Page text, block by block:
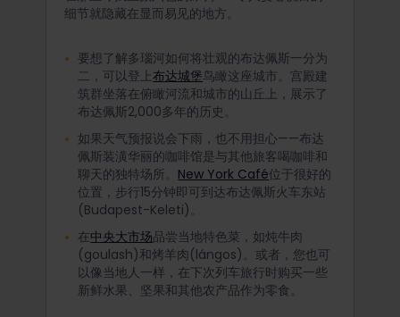
细节就隐藏在显而易见的地方。
要想了解多瑙河如何将壮观的布达佩斯一分为
二，可以登上布达城堡鸟瞰这座城市。宫殿建
筑群坐落在俯瞰河流和城市的山丘上，展示了
布达佩斯2,000多年的历史。
如果天气预报说会下雨，也不用担心——布达
佩斯装潢华丽的咖啡馆是与其他旅客喝咖啡和
聊天的独特场所。 New York Café位于很好的
位置，步行15分钟即可到达布达佩斯火车东站
(Budapest-Keleti)。
在中央大市场品尝当地特色菜，如炖牛肉
(goulash)和烤羊肉(lángos)。或者，您也可
以像当地人一样，在下次列车旅行时购买一些
新鲜水果、坚果和其他农产品作为零食。